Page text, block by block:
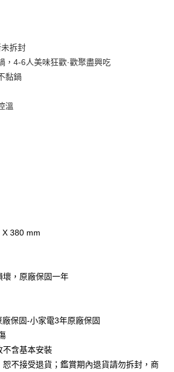
拆封
，4-6人美味狂歡·歡聚盡興吃
黏鍋
溫
380 mm
壞，原廠保固一年
保固-小家電3年原廠保固
不含基本安裝
不接受退貨；鑑賞期內退貨請勿拆封，商